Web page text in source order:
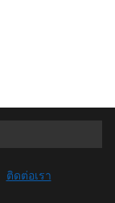
ติดต่อเรา